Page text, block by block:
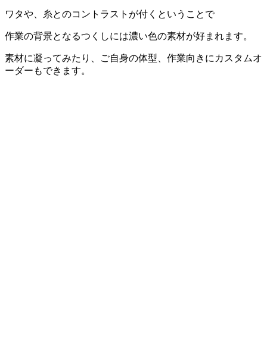
ワタや、糸とのコントラストが付くということで
作業の背景となるつくしには濃い色の素材が好まれます。
素材に凝ってみたり、ご自身の体型、作業向きにカスタムオ
ーダーもできます。